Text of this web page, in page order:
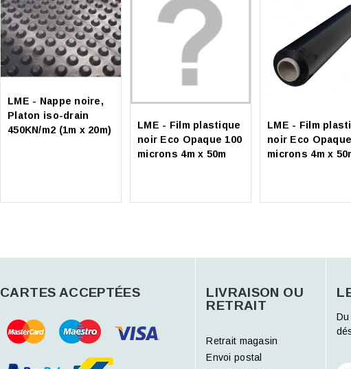
LME - Nappe noire,
Platon iso-drain
450KN/m2 (1m x 20m)
LME - Film plastique
noir Eco Opaque 100
microns 4m x 50m
LME - Film
noir Eco
microns 4m x
CARTES ACCEPTÉES
LIVRAISON OU
RETRAIT
Retrait magasin
Envoi postal